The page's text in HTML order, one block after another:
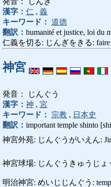
漢字： 仁 , 義
キーワード： 道徳
翻訳： humanité et justice, loi du
仁義を切る: じんぎをきる: faire
神宮
発音： じんぐう
漢字： 神 , 宮
キーワード：
宗教 , 日本史
翻訳： important temple shinto
神宮外苑: じんぐうがいえん:
神宮球場: じんぐうきゅうじょ
明治神宮: めいじじんぐう: